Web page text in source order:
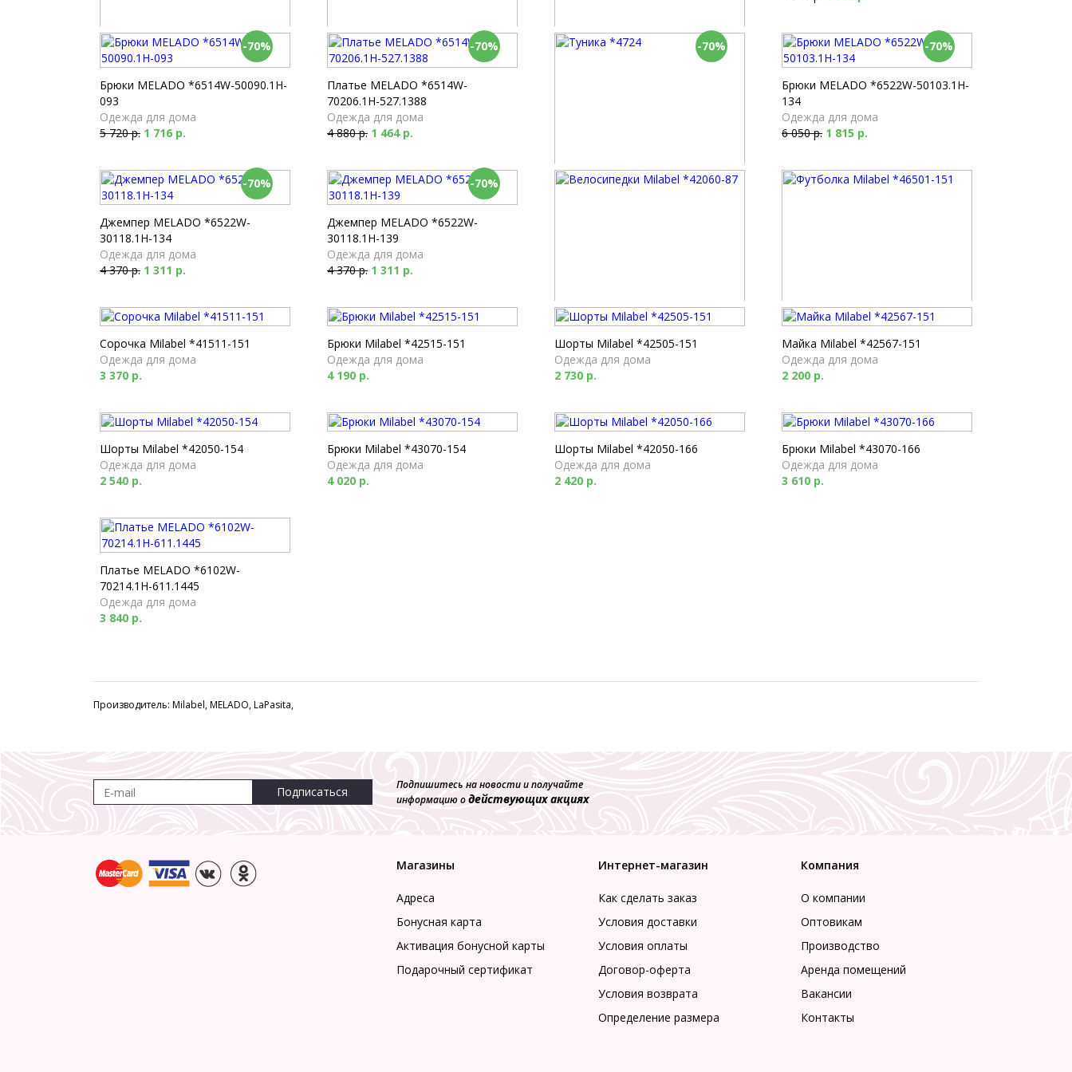
Кардиган LaPasita *47084-139
Одежда для дома
5 060 р. 1 518 р.
Джемпер LaPasita *43083-139
Одежда для дома
3 540 р. 1 062 р.
Брюки LaPasita *43073-139
-70%
Брюки MELADO *6514W-50090.1H-
093
Одежда для дома
5 720 р. 1 716 р.
-70%
Платье MELADO *6514W-
70206.1H-527.1388
Одежда для дома
4 880 р. 1 464 р.
-70%
Туника *4724
-70%
Брюки MELADO *6522W-50103.1H-
134
Одежда для дома
6 050 р. 1 815 р.
-70%
Джемпер MELADO *6522W-
30118.1H-134
Одежда для дома
4 370 р. 1 311 р.
-70%
Джемпер MELADO *6522W-
30118.1H-139
Одежда для дома
4 370 р. 1 311 р.
Велосипедки Milabel *42060-87
Одежда для дома
1 430 р.
Футболка Milabel *46501-151
Одежда для дома
2 650 р.
Сорочка Milabel *41511-151
Одежда для дома
3 370 р.
Брюки Milabel *42515-151
Одежда для дома
4 190 р.
Шорты Milabel *42505-151
Одежда для дома
2 730 р.
Майка Milabel *42567-151
Одежда для дома
2 200 р.
Шорты Milabel *42050-154
Одежда для дома
2 540 р.
Брюки Milabel *43070-154
Одежда для дома
4 020 р.
Шорты Milabel *42050-166
Одежда для дома
2 420 р.
Брюки Milabel *43070-166
Одежда для дома
3 610 р.
Платье MELADO *6102W-
70214.1H-611.1445
Одежда для дома
3 840 р.
Производитель: Milabel, MELADO, LaPasita,
Подписаться
Подпишитесь на новости и получайте
информацию одействующих акциях
Магазины
Адреса
Бонусная карта
Активация бонусной карты
Подарочный сертификат
Интернет-магазин
Как сделать заказ
Условия доставки
Условия оплаты
Договор-оферта
Условия возврата
Определение размера
Компания
О компании
Оптовикам
Производство
Аренда помещений
Вакансии
Контакты